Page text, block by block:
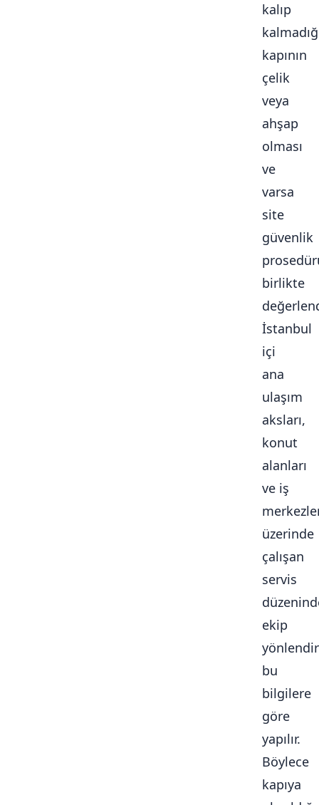
kalıp
kapının
çelik
veya
ahşap
olması
ve
varsa
site
güvenlik
birlikte
İstanbul
içi
ana
ulaşım
aksları,
konut
alanları
ve iş
üzerinde
çalışan
servis
ekip
bu
bilgilere
göre
yapılır.
Böylece
kapıya